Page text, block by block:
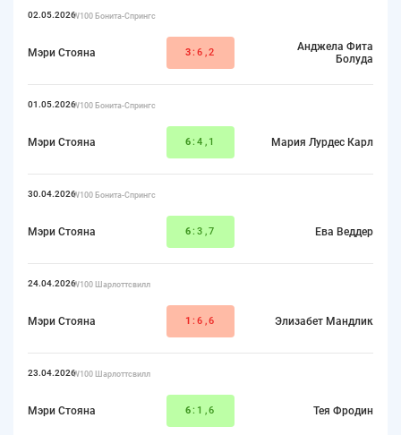
02.05.2026W100 Бонита-Спрингс
Мэри Стояна 3:6,2
Анджела Фита
Болуда
01.05.2026W100 Бонита-Спрингс
Мэри Стояна 6:4,1 Мария Лурдес Карл
30.04.2026W100 Бонита-Спрингс
Мэри Стояна 6:3,7 Ева Веддер
24.04.2026W100 Шарлоттсвилл
Мэри Стояна 1:6,6 Элизабет Мандлик
23.04.2026W100 Шарлоттсвилл
Мэри Стояна 6:1,6 Тея Фродин